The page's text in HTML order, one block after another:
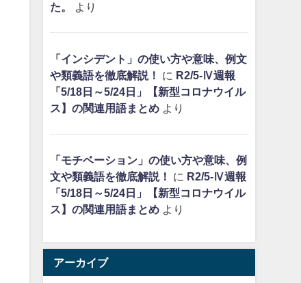
た。
より
「インシデント」の使い方や意味、例文
や類義語を徹底解説！
に R2/5-Ⅳ週報
「5/18日～5/24日」【新型コロナウイル
ス】の関連用語まとめより
「モチベーション」の使い方や意味、例
文や類義語を徹底解説！
に R2/5-Ⅳ週報
「5/18日～5/24日」【新型コロナウイル
ス】の関連用語まとめより
アーカイブ